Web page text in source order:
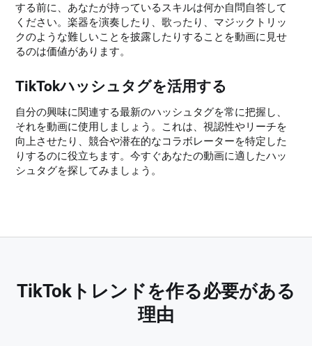
する前に、あなたが持っているスキルは何か自問自答して
ください。楽器を演奏したり、歌ったり、マジックトリッ
クのような難しいことを披露したりすることを動画に見せ
るのは価値があります。
TikTokハッシュタグを活用する
自分の興味に関連する最新のハッシュタグを常に把握し、
それを動画に使用しましょう。これは、視認性やリーチを
向上させたり、競合や潜在的なコラボレーターを特定した
りするのに役立ちます。今すぐあなたの動画に適したハッ
シュタグを探してみましょう。
TikTokトレンドを作る必要がある
理由